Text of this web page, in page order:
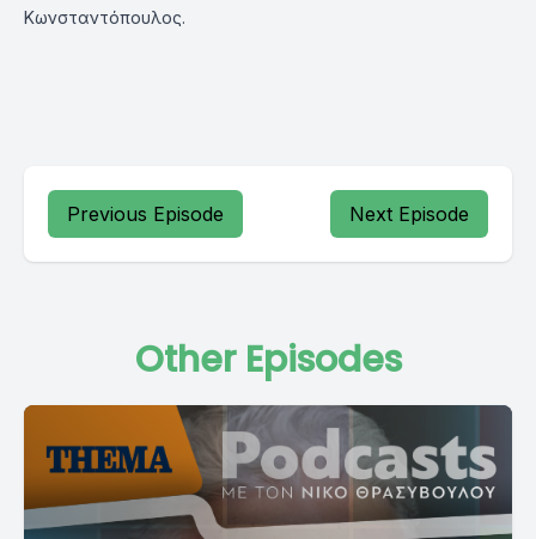
Κωνσταντόπουλος.
Previous Episode Next Episode
Other Episodes